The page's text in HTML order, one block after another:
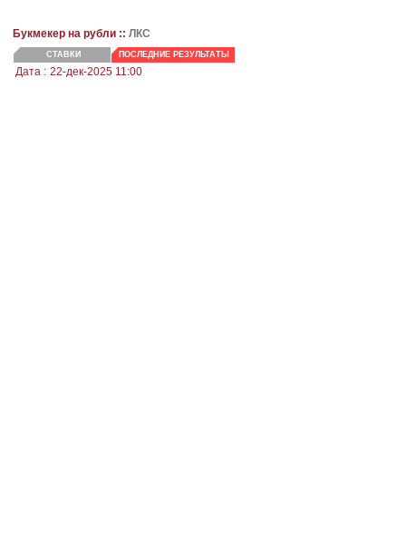
Букмекер на рубли :: ЛКС
СТАВКИ ПОСЛЕДНИЕ РЕЗУЛЬТАТЫ
Дата : 22-дек-2025 11:00